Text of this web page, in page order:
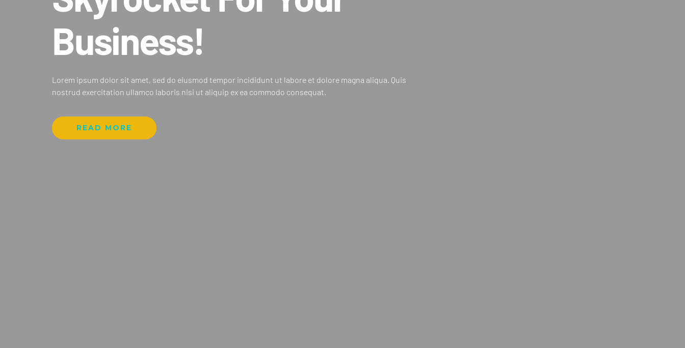
Business!
Lorem ipsum dolor sit amet, sed do eiusmod tempor incididunt ut labore et dolore magna aliqua. Quis
nostrud exercitation ullamco laboris nisi ut aliquip ex ea commodo consequat.
READ MORE